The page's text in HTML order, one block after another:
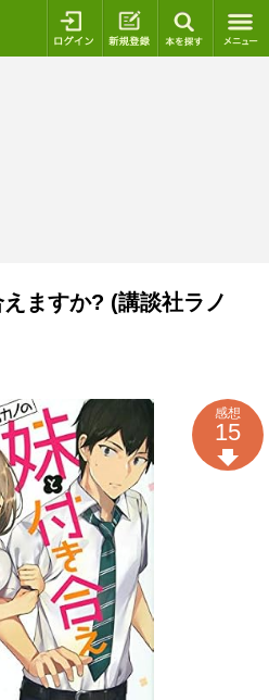
ログイン 新規登録
ますか? (講談社ラノ
感想
15